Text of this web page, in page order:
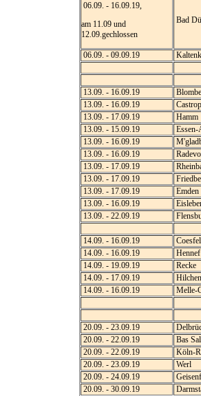
06.09. - 16.09.19,
am 11.09 und
12.09.gechlossen
Bad
06.09. - 09.09.19
13.09. - 16.09.19
13.09. - 16.09.19
13.09. - 17.09.19
Hamm
13.09. - 15.09.19
Essen-
13.09. - 16.09.19
13.09. - 16.09.19
13.09. - 17.09.19
13.09. - 17.09.19
13.09. - 17.09.19
Emden
13.09. - 16.09.19
13.09. - 22.09.19
14.09. - 16.09.19
14.09. - 16.09.19
Hennef
14.09. - 19.09.19
Recke
14.09. - 17.09.19
14.09. - 16.09.19
Melle-
20.09. - 23.09.19
20.09. - 22.09.19
Bas
20.09. - 22.09.19
Köln-
20.09. - 23.09.19
Werl
20.09. - 24.09.19
20.09. - 30.09.19